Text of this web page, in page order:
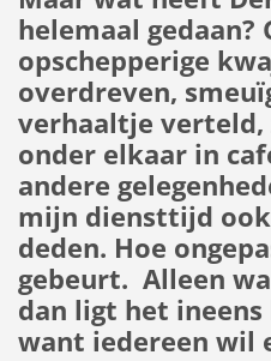
helemaal gedaan?
opschepperige
overdreven,
verhaaltje verteld,
onder elkaar in
andere
mijn diensttijd
deden. Hoe
gebeurt. Alleen
dan ligt het ineens
want iedereen wil